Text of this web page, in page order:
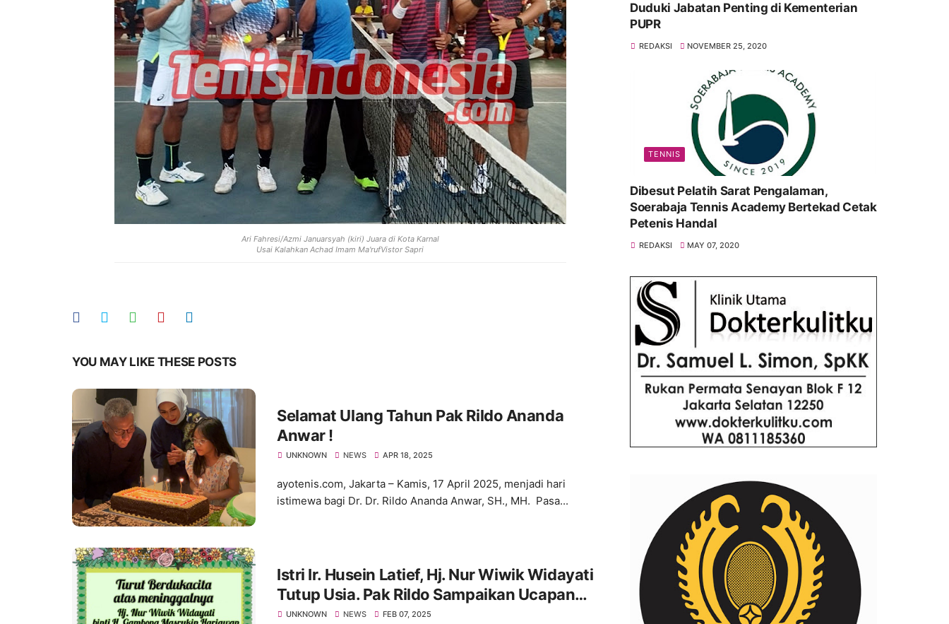
Ari Fahresi/Azmi Januarsyah (kiri) Juara di Kota Karnal
Usai Kalahkan Achad Imam Ma'rufVistor Sapri
YOU MAY LIKE THESE POSTS
Selamat Ulang Tahun Pak Rildo Ananda
Anwar !
UNKNOWN NEWS APR 18, 2025
ayotenis.com, Jakarta – Kamis, 17 April 2025, menjadi hari
istimewa bagi Dr. Dr. Rildo Ananda Anwar, SH., MH. Pasa...
Istri Ir. Husein Latief, Hj. Nur Wiwik Widayati
Tutup Usia. Pak Rildo Sampaikan Ucapan
Belasungkawa
UNKNOWN NEWS FEB 07, 2025
Duduki Jabatan Penting di Kementerian
PUPR
REDAKSI NOVEMBER 25, 2020
TENNIS
Dibesut Pelatih Sarat Pengalaman,
Soerabaja Tennis Academy Bertekad Cetak
Petenis Handal
REDAKSI MAY 07, 2020